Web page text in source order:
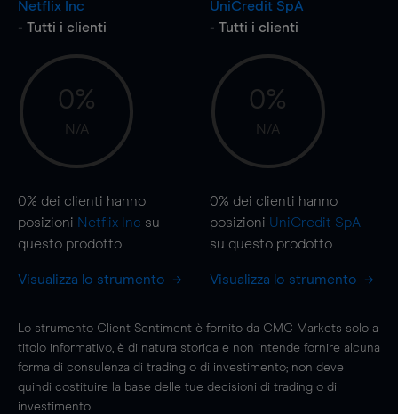
Netflix Inc
- Tutti i clienti
0%
N/A
0% dei clienti hanno
posizioni Netflix Inc su
questo prodotto
Visualizza lo strumento
UniCredit SpA
- Tutti i clienti
0%
N/A
0% dei clienti hanno
posizioni UniCredit SpA
su questo prodotto
Visualizza lo strumento
Lo strumento Client Sentiment è fornito da CMC Markets solo a
titolo informativo, è di natura storica e non intende fornire alcuna
forma di consulenza di trading o di investimento; non deve
quindi costituire la base delle tue decisioni di trading o di
investimento.